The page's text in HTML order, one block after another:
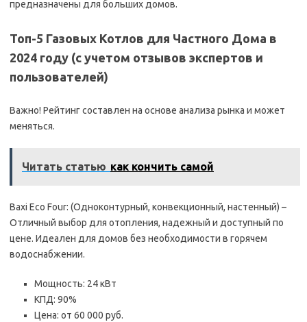
предназначены для больших домов.
Топ-5 Газовых Котлов для Частного Дома в
2024 году (с учетом отзывов экспертов и
пользователей)
Важно! Рейтинг составлен на основе анализа рынка и может
меняться.
Читать статью как кончить самой
Baxi Eco Four: (Одноконтурный, конвекционный, настенный) –
Отличный выбор для отопления, надежный и доступный по
цене. Идеален для домов без необходимости в горячем
водоснабжении.
Мощность: 24 кВт
КПД: 90%
Цена: от 60 000 руб.